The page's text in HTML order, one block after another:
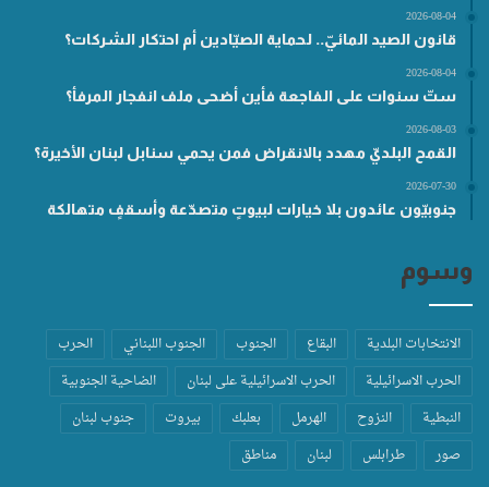
2026-08-04
قانون الصيد المائيّ.. لحماية الصيّادين أم احتكار الشركات؟
2026-08-04
ستّ سنوات على الفاجعة فأين أضحى ملف انفجار المرفأ؟
2026-08-03
القمح البلديّ مهدد بالانقراض فمن يحمي سنابل لبنان الأخيرة؟
2026-07-30
جنوبيّون عائدون بلا خيارات لبيوتٍ متصدّعة وأسقفٍ متهالكة
وسوم
الانتخابات البلدية البقاع الجنوب الجنوب اللبناني
الحرب
الحرب الاسرائيلية
الحرب الاسرائيلية على لبنان
الضاحية الجنوبية
النبطية
النزوح الهرمل بعلبك بيروت
جنوب لبنان
صور
طرابلس لبنان مناطق